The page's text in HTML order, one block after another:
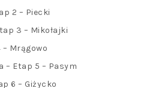
2 – Piecki
3 – Mikołajki
– Mrągowo
– Etap 5 – Pasym
6 – Giżycko